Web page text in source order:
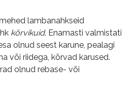
lambanahkseid
kõrvikuid. Enamasti valmistati
olnud seest karune, pealagi
või riidega, kõrvad karused.
olnud rebase- või